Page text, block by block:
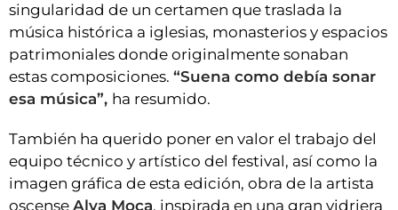
singularidad de un certamen que traslada la
música histórica a iglesias, monasterios y espacios
patrimoniales donde originalmente sonaban
estas composiciones. “Suena como debía sonar
esa música”, ha resumido.
También ha querido poner en valor el trabajo del
equipo técnico y artístico del festival, así como la
imagen gráfica de esta edición, obra de la artista
oscense Alva Moca, inspirada en una gran vidriera